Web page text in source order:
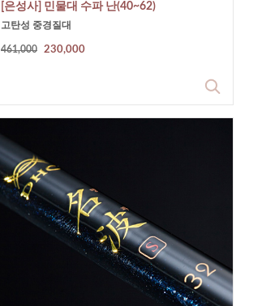
[은성사] 민물대 수파 난(40~62)
고탄성 중경질대
461,000 230,000